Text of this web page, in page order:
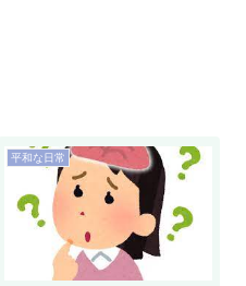
平和な日常